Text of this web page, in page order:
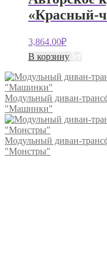
«Красный-
3,864.00₽
В корзину
Модульный диван-
"Машинки"
Модульный диван-
"Монстры"